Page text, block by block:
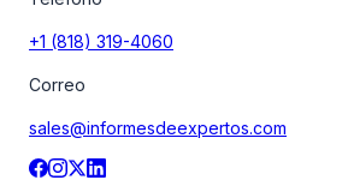
+1 (818) 319-4060
Correo
sales@informesdeexpertos.com